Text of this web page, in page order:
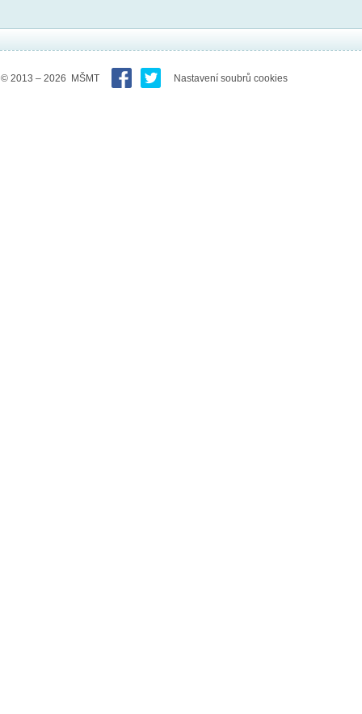
© 2013 – 2026 MŠMT Nastavení soubrů cookies